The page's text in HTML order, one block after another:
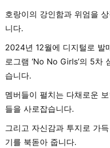
호랑이의 강인함과 위엄을
니다.
2024년 12월에 디지털로 발
로그램 ‘No No Girls’의 5차
습니다.
멤버들이 펼치는 다채로운
들을 사로잡습니다.
그리고 자신감과 투지로 가
기를 북돋아 줍니다.